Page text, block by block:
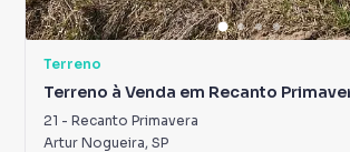
Terreno
Terreno à Venda em Recanto
21 - Recanto Primavera
Artur Nogueira, SP